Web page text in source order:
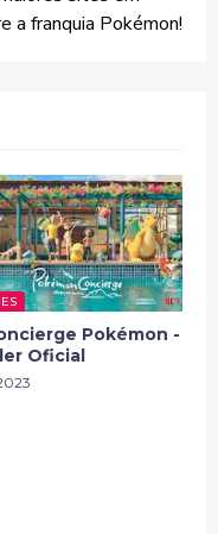
a franquia Pokémon!
Pokémon -
Oficial